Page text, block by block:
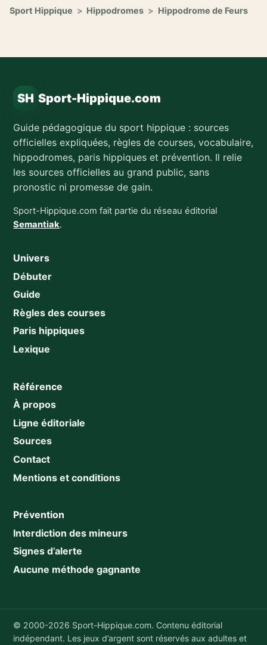
Sport Hippique > Hippodromes > Hippodrome de Feurs
SH Sport-Hippique.com
Guide pédagogique du sport hippique : sources
officielles expliquées, règles de courses, vocabulaire,
hippodromes, paris hippiques et prévention. Il relie
les sources officielles au grand public, sans
pronostic ni promesse de gain.
Sport-Hippique.com fait partie du réseau éditorial
Semantiak.
Univers
Débuter
Guide
Règles des courses
Paris hippiques
Lexique
Référence
À propos
Ligne éditoriale
Sources
Contact
Mentions et conditions
Prévention
Interdiction des mineurs
Signes d’alerte
Aucune méthode gagnante
© 2000-2026 Sport-Hippique.com. Contenu éditorial
indépendant. Les jeux d’argent sont réservés aux adultes et